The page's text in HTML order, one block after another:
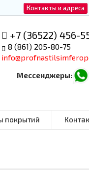
Контакты и адреса
+7 (36522) 456-
8 (861) 205-80-75
Мессенджеры:
покрытий